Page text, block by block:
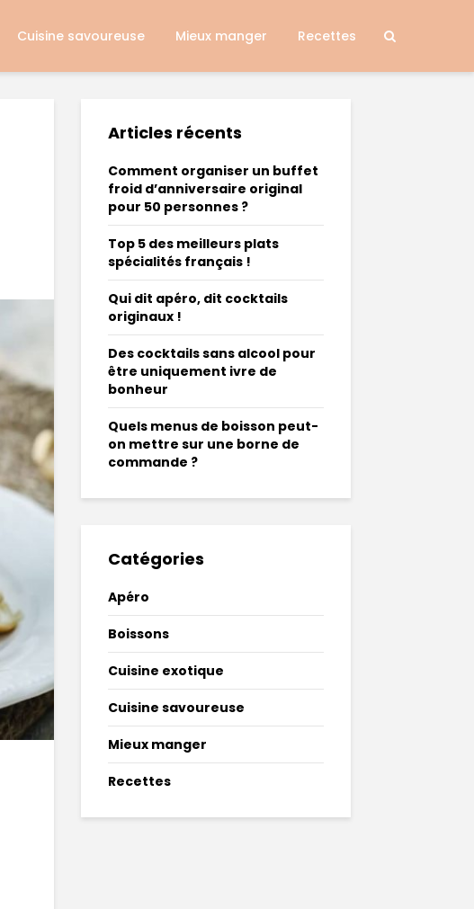
Cuisine savoureuse Mieux manger Recettes
Articles récents
Comment organiser un buffet
froid d’anniversaire original
pour 50 personnes ?
Top 5 des meilleurs plats
spécialités français !
Qui dit apéro, dit cocktails
originaux !
Des cocktails sans alcool pour
être uniquement ivre de
bonheur
Quels menus de boisson peut-
on mettre sur une borne de
commande ?
Catégories
Apéro
Boissons
Cuisine exotique
Cuisine savoureuse
Mieux manger
Recettes